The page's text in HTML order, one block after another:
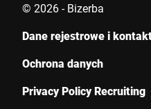
Niniejszym potwierdzam, że
moich danych do
można znaleźć wDeklaracja
Anti-Robot Verification
Click
© 2026 - Bizerba
Dane rejestrowe i
Ochrona danych
Privacy Policy Recruiting